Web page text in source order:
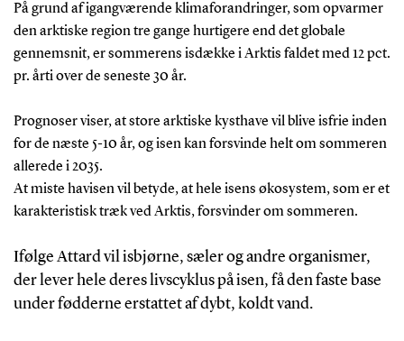
På grund af igangværende klimaforandringer, som opvarmer
den arktiske region tre gange hurtigere end det globale
gennemsnit, er sommerens isdække i Arktis faldet med 12 pct.
pr. årti over de seneste 30 år.
Prognoser viser, at store arktiske kysthave vil blive isfrie inden
for de næste 5-10 år, og isen kan forsvinde helt om sommeren
allerede i 2035.
At miste havisen vil betyde, at hele isens økosystem, som er et
karakteristisk træk ved Arktis, forsvinder om sommeren.
Ifølge Attard vil isbjørne, sæler og andre organismer,
der lever hele deres livscyklus på isen, få den faste base
under fødderne erstattet af dybt, koldt vand.